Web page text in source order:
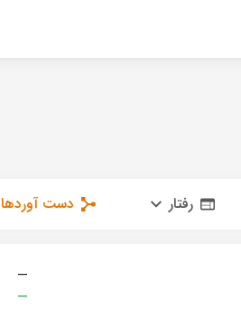
رفتار دست آوردها
—
—